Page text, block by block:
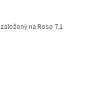
na Rose 7.1